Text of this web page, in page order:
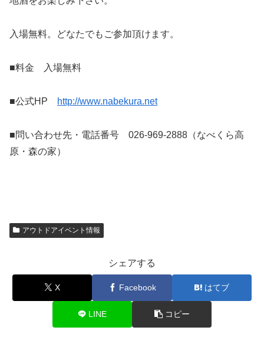
入場無料。どなたでもご参加頂けます。
■料金 入場無料
■公式HP http://www.nabekura.net
■問い合わせ先・電話番号 026-969-2888（なべくら高
原・森の家）
アウトドアイベント情報
シェアする
X Facebook はてブ
LINE コピー